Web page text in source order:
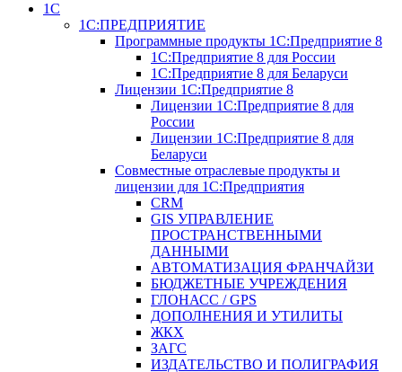
1С
1С:ПРЕДПРИЯТИЕ
Программные продукты 1С:Предприятие 8
1С:Предприятие 8 для России
1С:Предприятие 8 для Беларуси
Лицензии 1С:Предприятие 8
Лицензии 1С:Предприятие 8 для
России
Лицензии 1С:Предприятие 8 для
Беларуси
Совместные отраслевые продукты и
лицензии для 1С:Предприятия
CRM
GIS УПРАВЛЕНИЕ
ПРОСТРАНСТВЕННЫМИ
ДАННЫМИ
АВТОМАТИЗАЦИЯ ФРАНЧАЙЗИ
БЮДЖЕТНЫЕ УЧРЕЖДЕНИЯ
ГЛОНАСС / GPS
ДОПОЛНЕНИЯ И УТИЛИТЫ
ЖКХ
ЗАГС
ИЗДАТЕЛЬСТВО И ПОЛИГРАФИЯ